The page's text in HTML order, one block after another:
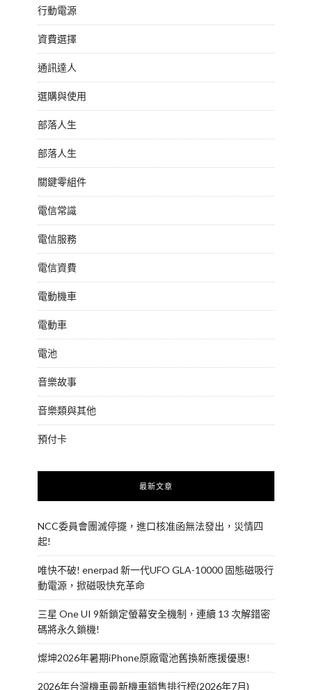
行動電源
資費選擇
通訊達人
選購與使用
部落人生
部落人生
關鍵零組件
電信常識
電信服務
電信資費
電動機車
電動車
電池
音樂故事
音樂類與其他
預付卡
最新文章
NCC委員會團滅停擺，進口核准函無法發出，災情四
起!
唯快不破! enerpad 新一代UFO GLA-10000 固態磁吸行
動電源，掀磁吸快充革命
三星 One UI 9新鎖定螢幕安全機制，連續 13 次解錯密
碼將永久鎖機!
燦坤2026年暑期iPhone原廠電池舊換新應援優惠!
2026年台灣機車最新機車銷售排行榜(2026年7月)